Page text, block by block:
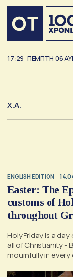
17:29 ΠΕΜΠΤΗ 06
Χ.Α.
ENGLISH EDITION
Easter: The
customs of
throughout
Holy Friday is a
all of Christianity -
mournfully in